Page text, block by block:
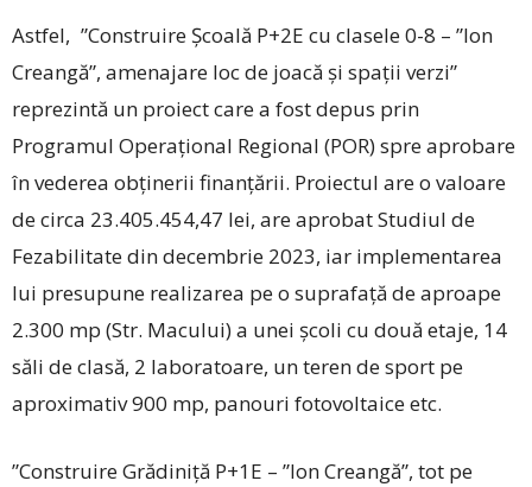
Astfel, ”Construire Școală P+2E cu clasele 0-8 – ”Ion
Creangă”, amenajare loc de joacă și spații verzi”
reprezintă un proiect care a fost depus prin
Programul Operațional Regional (POR) spre aprobare
în vederea obținerii finanțării. Proiectul are o valoare
de circa 23.405.454,47 lei, are aprobat Studiul de
Fezabilitate din decembrie 2023, iar implementarea
lui presupune realizarea pe o suprafață de aproape
2.300 mp (Str. Macului) a unei școli cu două etaje, 14
săli de clasă, 2 laboratoare, un teren de sport pe
aproximativ 900 mp, panouri fotovoltaice etc.
”Construire Grădiniță P+1E – ”Ion Creangă”, tot pe